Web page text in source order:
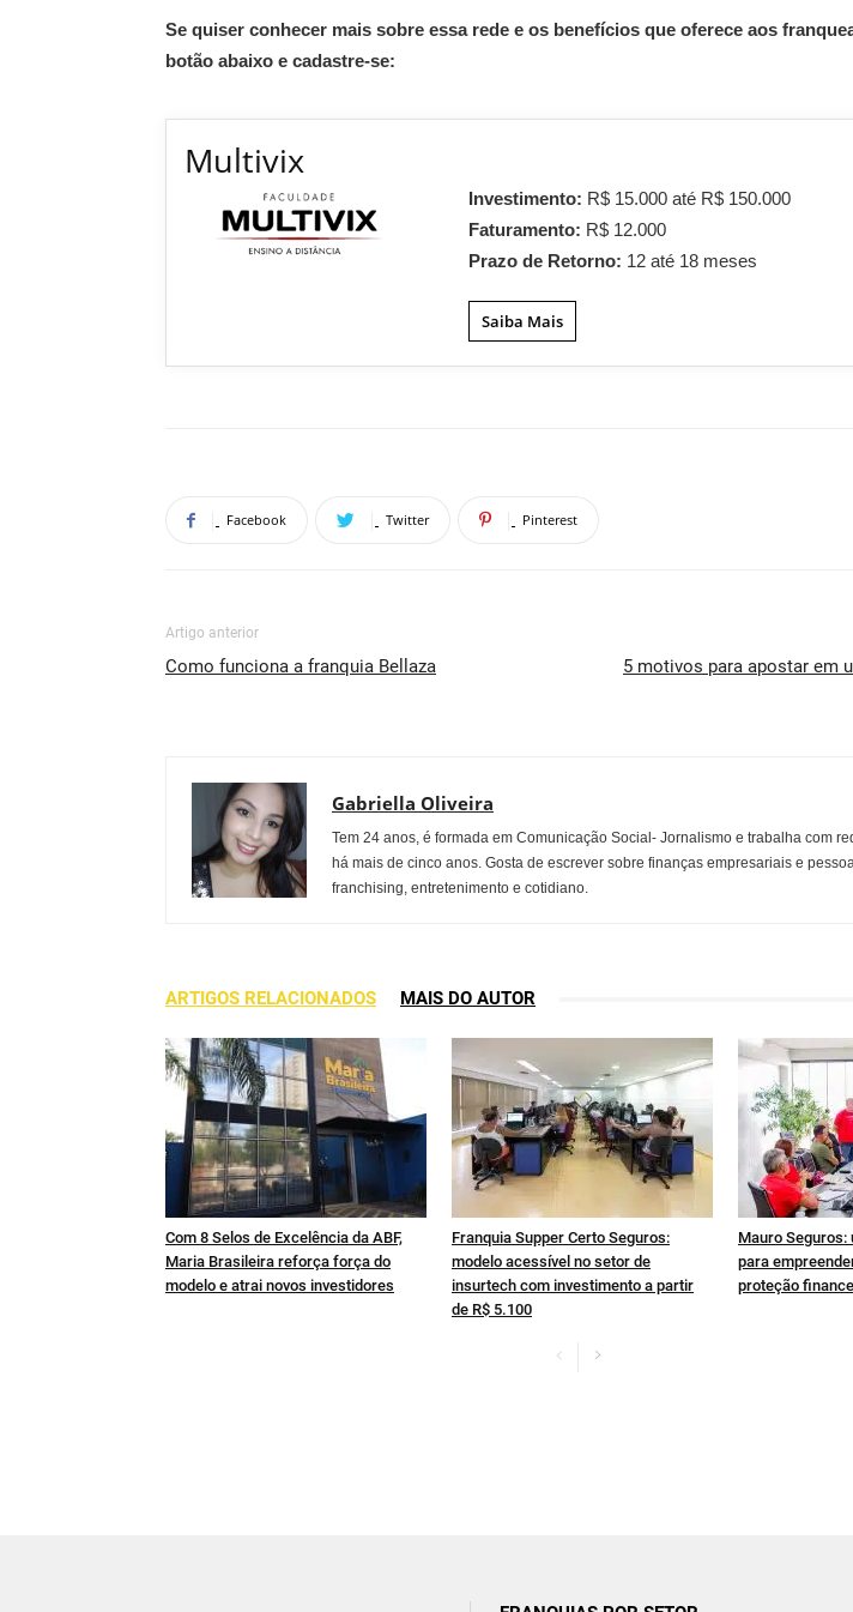
Se quiser conhecer mais sobre essa rede e os benefícios que oferece aos
botão abaixo e cadastre-se:
Multivix
Investimento: R$ 15.000 até R$ 150.000
Faturamento: R$ 12.000
Prazo de Retorno: 12 até 18 meses
Saiba Mais
Facebook Twitter Pinterest
Artigo anterior
Como funciona a franquia Bellaza
5 motivos para apostar em
Gabriella Oliveira
Tem 24 anos, é formada em Comunicação Social- Jornalismo e trabalha com
há mais de cinco anos. Gosta de escrever sobre finanças empresariais e
franchising, entretenimento e cotidiano.
ARTIGOS RELACIONADOS MAIS DO AUTOR
Com 8 Selos de Excelência da ABF,
Maria Brasileira reforça força do
modelo e atrai novos investidores
Franquia Supper Certo Seguros:
modelo acessível no setor de
insurtech com investimento a partir
de R$ 5.100
Mauro Seguros:
para
proteção